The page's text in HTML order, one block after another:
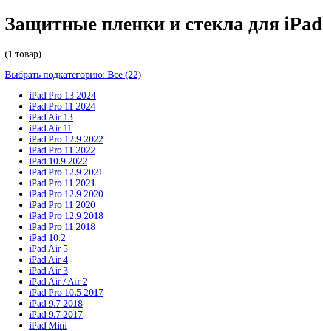
Защитные пленки и стекла для iPad
(1 товар)
Выбрать подкатегорию: Все (22)
iPad Pro 13 2024
iPad Pro 11 2024
iPad Air 13
iPad Air 11
iPad Pro 12.9 2022
iPad Pro 11 2022
iPad 10.9 2022
iPad Pro 12.9 2021
iPad Pro 11 2021
iPad Pro 12.9 2020
iPad Pro 11 2020
iPad Pro 12.9 2018
iPad Pro 11 2018
iPad 10.2
iPad Air 5
iPad Air 4
iPad Air 3
iPad Air / Air 2
iPad Pro 10.5 2017
iPad 9.7 2018
iPad 9.7 2017
iPad Mini